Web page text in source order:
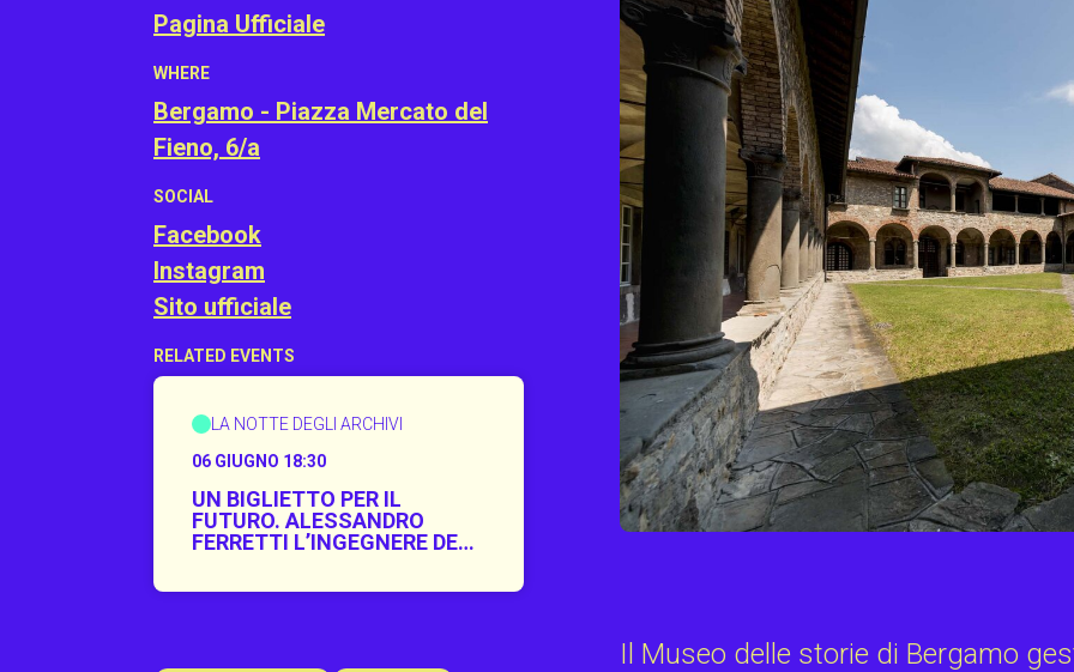
Pagina Ufficiale
WHERE
Bergamo - Piazza Mercato del
Fieno, 6/a
SOCIAL
Facebook
Instagram
Sito ufficiale
RELATED EVENTS
LA NOTTE DEGLI ARCHIVI
06 GIUGNO 18:30
UN BIGLIETTO PER IL
FUTURO. ALESSANDRO
FERRETTI L’INGEGNERE DEL
Il Museo delle storie di Bergamo